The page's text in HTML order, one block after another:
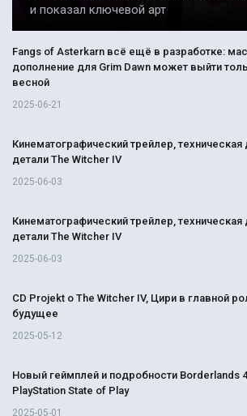
и показал ключевой арт
Fangs of Asterkarn всё ещё в разработке:
дополнение для Grim Dawn может выйти
весной
2025-06-21
Кинематографический трейлер,
детали The Witcher IV
2025-06-03
Кинематографический трейлер,
детали The Witcher IV
2025-06-03
CD Projekt о The Witcher IV, Цири в главной
будущее
2025-05-12
Новый геймплей и подробности Borderlands
PlayStation State of Play
2025-05-01